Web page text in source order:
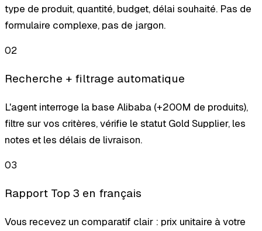
type de produit, quantité, budget, délai souhaité. Pas de
formulaire complexe, pas de jargon.
02
Recherche + filtrage automatique
L'agent interroge la base Alibaba (+200M de produits),
filtre sur vos critères, vérifie le statut Gold Supplier, les
notes et les délais de livraison.
03
Rapport Top 3 en français
Vous recevez un comparatif clair : prix unitaire à votre